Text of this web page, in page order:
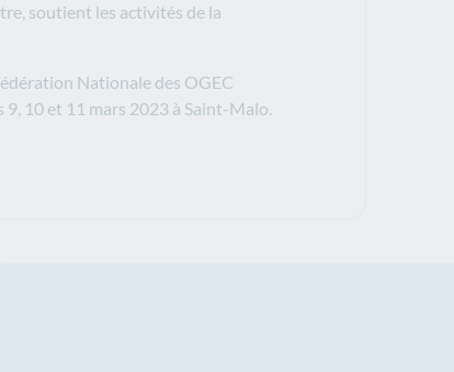
soutient les activités de la
Nationale des OGEC
9, 10 et 11 mars 2023 à Saint-Malo.